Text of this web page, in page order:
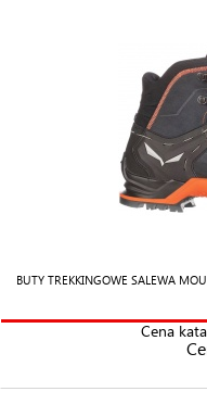
BUTY TREKKINGOWE SALEWA
Cena